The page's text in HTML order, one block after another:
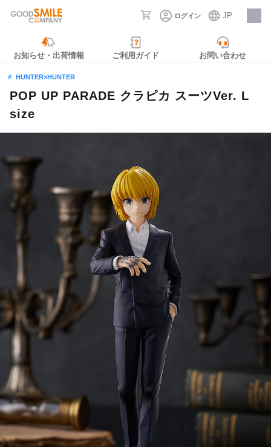
ログイン JP
採用情報
お知らせ・出荷情報 ご利用ガイド お問い合わせ
HUNTER×HUNTER
POP UP PARADE クラピカ スーツVer. L
size